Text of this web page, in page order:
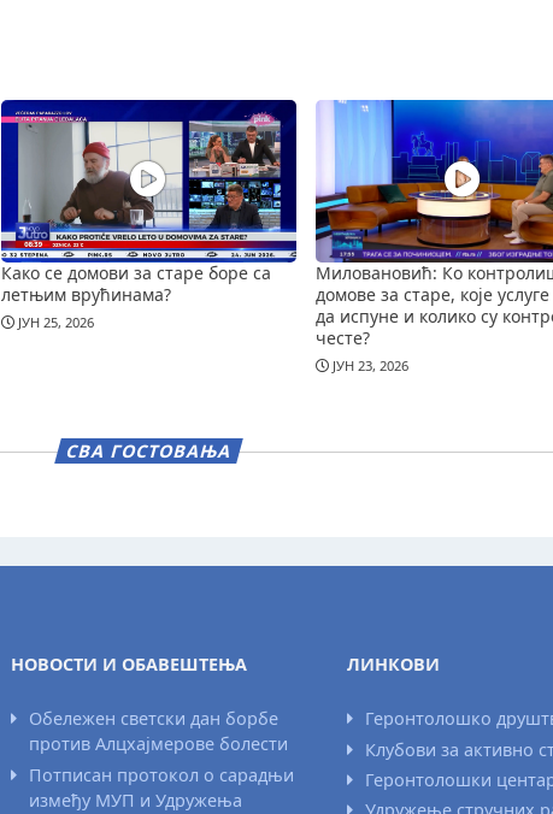
Како се домови за старе боре са
летњим врућинама?
ЈУН 25, 2026
Миловановић: Ко
домове за старе, које
да испуне и колико су
честе?
ЈУН 23, 2026
СВА ГОСТОВАЊА
НОВОСТИ И ОБАВЕШТЕЊА
Обележен светски дан борбе
против Алцхајмерове болести
Потписан протокол о сарадњи
између МУП и Удружења
ЛИНКОВИ
Геронтолошко
Клубови за активно
Геронтолошки